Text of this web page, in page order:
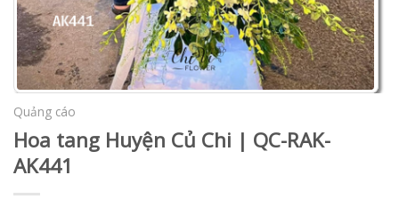
Quảng cáo
Hoa tang Huyện Củ Chi | QC-RAK-
AK441